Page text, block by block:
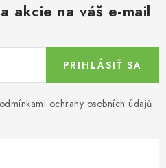
akcie na váš e-mail
ochrany osobních údajů
PRIHLÁSIŤ SA